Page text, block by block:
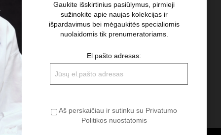
El pašto adresas:
Aš perskaičiau ir sutinku su Privatumo
Politikos nuostatomis
Gaukite išskirtinius pasiūlymus, pirmieji
sužinokite apie naujas kolekcijas ir
išpardavimus bei mėgaukitės specialiomis
nuolaidomis tik prenumeratoriams.
El pašto adresas:
Aš perskaičiau ir sutinku su Privatumo
Politikos nuostatomis